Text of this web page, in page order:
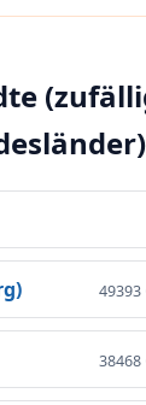
49393
38468